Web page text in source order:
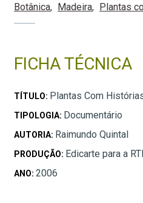
Botânica Madeira Plantas
FICHA TÉCNICA
TÍTULO: Plantas Com
TIPOLOGIA: Documentário
AUTORIA: Raimundo Quintal
PRODUÇÃO: Edicarte para a
ANO: 2006